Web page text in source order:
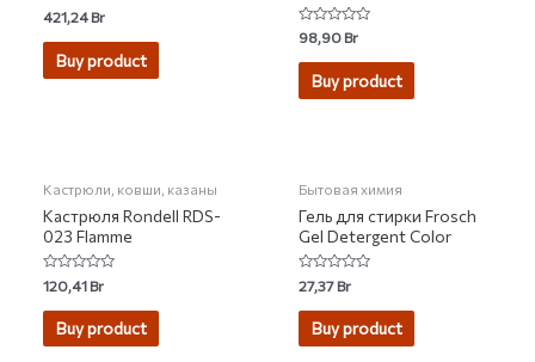
Rated
0
out
421,24Br
Buy product
Rated
0
out
98,90Br
Buy product
Кастрюли, ковши, казаны
Кастрюля Rondell RDS-
023 Flamme
Rated
0
out
120,41Br
Buy product
Бытовая химия
Гель для стирки Frosch
Gel Detergent Color
Rated
0
out
27,37Br
Buy product